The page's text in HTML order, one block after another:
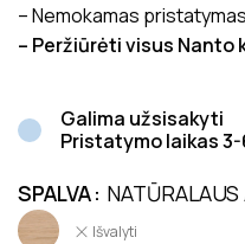
– Nemokamas pristatymas
– Peržiūrėti visus Nanto
Galima užsisakyti
Pristatymo laikas
SPALVA
Išvalyti